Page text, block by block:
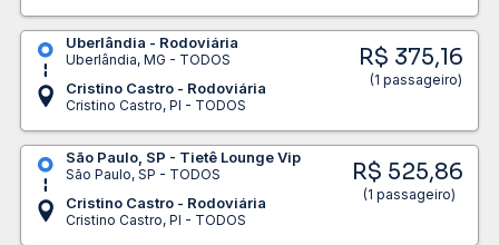
Uberlândia - Rodoviária
Uberlândia, MG - TODOS
Cristino Castro - Rodoviária
Cristino Castro, PI - TODOS
R$ 375,16
(1 passageiro)
São Paulo, SP - Tietê Lounge Vip
São Paulo, SP - TODOS
Cristino Castro - Rodoviária
Cristino Castro, PI - TODOS
R$ 525,86
(1 passageiro)